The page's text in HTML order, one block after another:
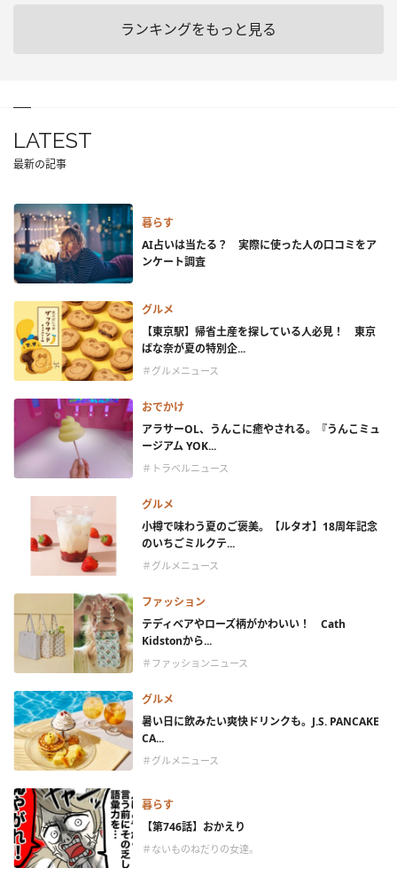
ランキングをもっと見る
LATEST
最新の記事
暮らす
AI占いは当たる？ 実際に使った人の口コミをア
ンケート調査
グルメ
【東京駅】帰省土産を探している人必見！ 東京
ばな奈が夏の特別企...
＃グルメニュース
おでかけ
アラサーOL、うんこに癒やされる。『うんこミュ
ージアム YOK...
＃トラベルニュース
グルメ
小樽で味わう夏のご褒美。【ルタオ】18周年記念
のいちごミルクテ...
＃グルメニュース
ファッション
テディベアやローズ柄がかわいい！ Cath
Kidstonから...
＃ファッションニュース
グルメ
暑い日に飲みたい爽快ドリンクも。J.S. PANCAKE
CA...
＃グルメニュース
暮らす
【第746話】おかえり
＃ないものねだりの女達。